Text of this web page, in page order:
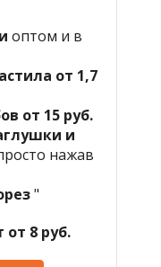
оптом и в
от 1,7
от 15 руб.
и
нажав
"
8 руб.